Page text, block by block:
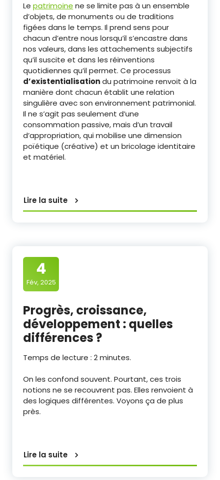
Le patrimoine ne se limite pas à un ensemble
d’objets, de monuments ou de traditions
figées dans le temps. Il prend sens pour
chacun d’entre nous lorsqu’il s’encastre dans
nos valeurs, dans les attachements subjectifs
qu’il suscite et dans les réinventions
quotidiennes qu’il permet. Ce processus
d’existentialisationdu patrimoine renvoit à la
manière dont chacun établit une relation
singulière avec son environnement patrimonial.
Il ne s’agit pas seulement d’une
consommation passive, mais d’un travail
d’appropriation, qui mobilise une dimension
poïétique (créative) et un bricolage identitaire
et matériel.
Lire la suite
4
Fév, 2025
Progrès, croissance,
développement : quelles
différences ?
Temps de lecture : 2minutes.
On les confond souvent. Pourtant, ces trois
notions ne se recouvrent pas. Elles renvoient à
des logiques différentes. Voyons ça de plus
près.
Lire la suite